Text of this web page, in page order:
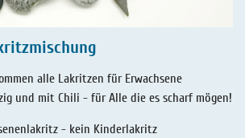
alle Lakritzen für Erwachsene
und mit Chili - für Alle die es scharf mögen!
- kein Kinderlakritz